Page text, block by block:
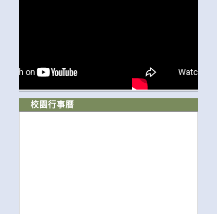
校園行事曆